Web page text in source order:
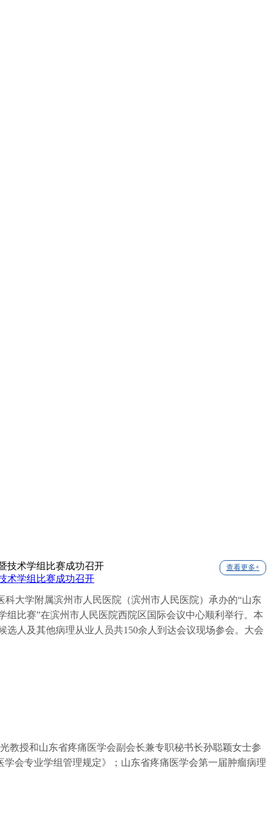
查看更多+
术学组比赛成功召开
大学附属滨州市人民医院（滨州市人民医院）承办的“山东
比赛”在滨州市人民医院西院区国际会议中心顺利举行。本
人及其他病理从业人员共150余人到达会议现场参会。大会
教授和山东省疼痛医学会副会长兼专职秘书长孙聪颖女士参
会专业学组管理规定》；山东省疼痛医学会第一届肿瘤病理